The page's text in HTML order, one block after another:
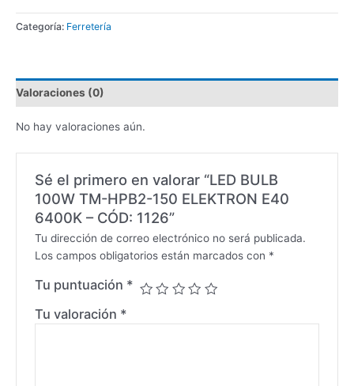
Categoría: Ferretería
Valoraciones (0)
No hay valoraciones aún.
Sé el primero en valorar “LED BULB
100W TM-HPB2-150 ELEKTRON E40
6400K – CÓD: 1126”
Tu dirección de correo electrónico no será publicada.
Los campos obligatorios están marcados con *
Tu puntuación *
Tu valoración *